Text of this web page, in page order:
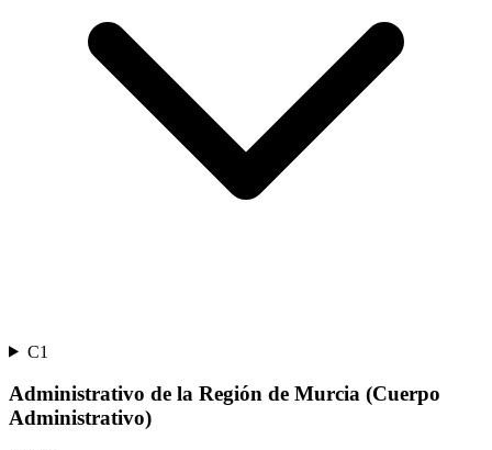
C1
Administrativo de la Región de Murcia (Cuerpo
Administrativo)